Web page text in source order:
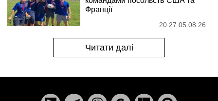
Франції
20:27 05.08.26
Читати далі